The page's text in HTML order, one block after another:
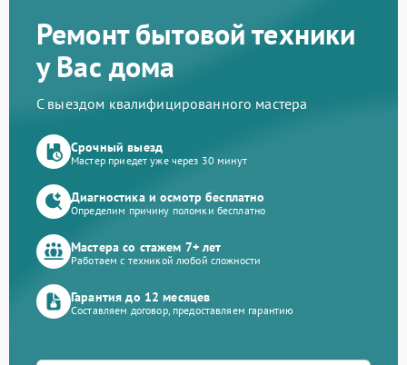
Ремонт бытовой техники
у Вас дома
С выездом квалифицированного мастера
Срочный выезд
Мастер приедет уже через 30 минут
Диагностика и осмотр бесплатно
Определим причину поломки бесплатно
Мастера со стажем 7+ лет
Работаем с техникой любой сложности
Гарантия до 12 месяцев
Составляем договор, предоставляем гарантию